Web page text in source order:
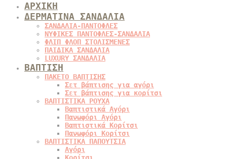
ΑΡΧΙΚΗ
ΔΕΡΜΑΤΙΝΑ ΣΑΝΔΑΛΙΑ
ΣΑΝΔΑΛΙΑ-ΠΑΝΤΟΦΛΕΣ
ΝΥΦΙΚΕΣ ΠΑΝΤΟΦΛΕΣ-ΣΑΝΔΑΛΙΑ
ΦΛΙΠ ΦΛΟΠ ΣΤΟΛΙΣΜΕΝΕΣ
ΠΑΙΔΙΚΑ ΣΑΝΔΑΛΙΑ
LUXURY ΣΑΝΔΑΛΙΑ
ΒΑΠΤΙΣΗ
ΠΑΚΕΤΟ ΒΑΠΤΙΣΗΣ
Σετ βάπτισης για αγόρι
Σετ βάπτισης για κορίτσι
ΒΑΠΤΙΣΤΙΚΑ ΡΟΥΧΑ
Βαπτιστικά Αγόρι
Πανωφόρι Αγόρι
Βαπτιστικά Κορίτσι
Πανωφόρι Κορίτσι
ΒΑΠΤΙΣΤΙΚΑ ΠΑΠΟΥΤΣΙΑ
Αγόρι